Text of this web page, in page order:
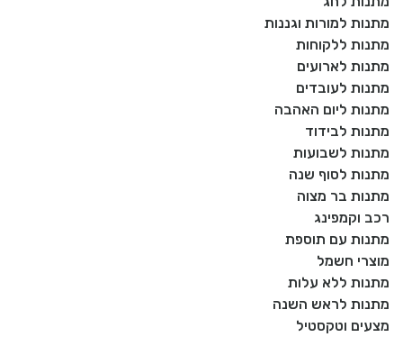
מתנות למורות וגננות
מתנות ללקוחות
מתנות לארועים
מתנות לעובדים
מתנות ליום האהבה
מתנות לבידוד
מתנות לשבועות
מתנות לסוף שנה
מתנות בר מצוה
רכב וקמפינג
מתנות עם תוספת
מוצרי חשמל
מתנות ללא עלות
מתנות לראש השנה
מצעים וטקסטיל